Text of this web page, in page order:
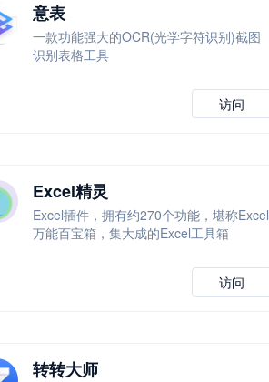
意表
一款功能强大的OCR(光学字符识别)截图
识别表格工具
访问
Excel精灵
Excel插件，拥有约270个功能，堪称Excel
万能百宝箱，集大成的Excel工具箱
访问
转转大师